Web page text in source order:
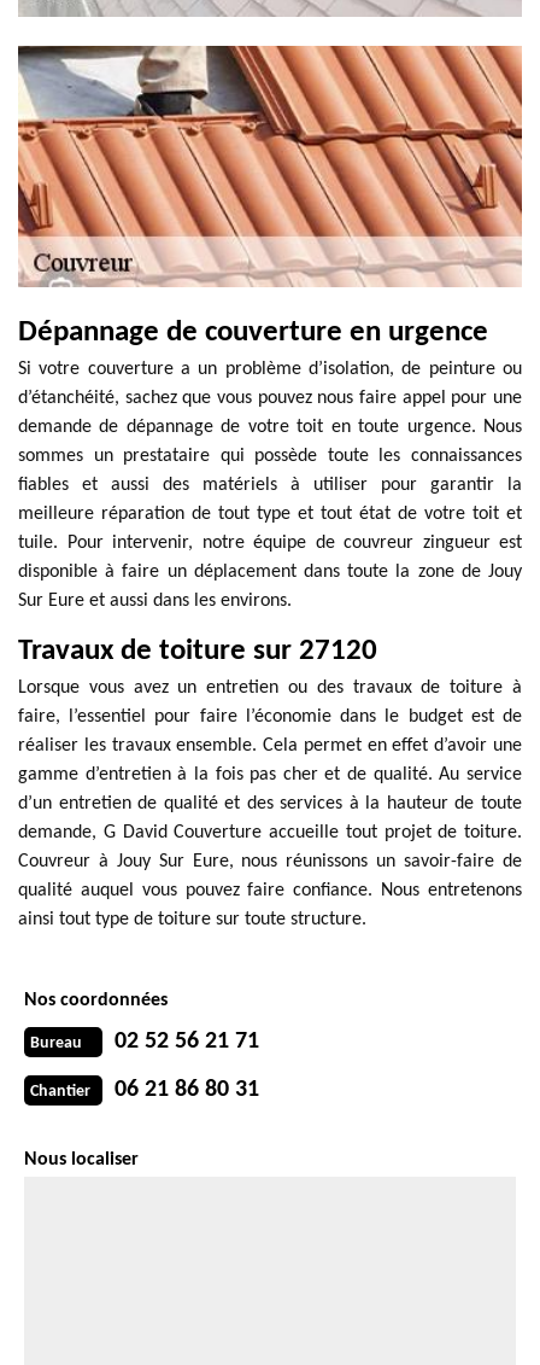
Dépannage de couverture en urgence
Si votre couverture a un problème d’isolation, de peinture ou
d’étanchéité, sachez que vous pouvez nous faire appel pour une
demande de dépannage de votre toit en toute urgence. Nous
sommes un prestataire qui possède toute les connaissances
fiables et aussi des matériels à utiliser pour garantir la
meilleure réparation de tout type et tout état de votre toit et
tuile. Pour intervenir, notre équipe de couvreur zingueur est
disponible à faire un déplacement dans toute la zone de Jouy
Sur Eure et aussi dans les environs.
Travaux de toiture sur 27120
Lorsque vous avez un entretien ou des travaux de toiture à
faire, l’essentiel pour faire l’économie dans le budget est de
réaliser les travaux ensemble. Cela permet en effet d’avoir une
gamme d’entretien à la fois pas cher et de qualité. Au service
d’un entretien de qualité et des services à la hauteur de toute
demande, G David Couverture accueille tout projet de toiture.
Couvreur à Jouy Sur Eure, nous réunissons un savoir-faire de
qualité auquel vous pouvez faire confiance. Nous entretenons
ainsi tout type de toiture sur toute structure.
Nos coordonnées
Bureau 02 52 56 21 71
Chantier 06 21 86 80 31
Nous localiser